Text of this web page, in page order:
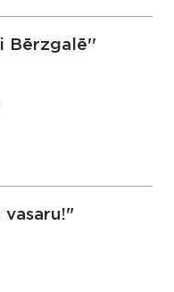
Bērzgalē''
vasaru!"